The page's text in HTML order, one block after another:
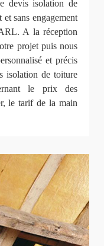
devis isolation de
sans engagement
A la réception
projet puis nous
et précis
isolation de toiture
le prix des
le tarif de la main